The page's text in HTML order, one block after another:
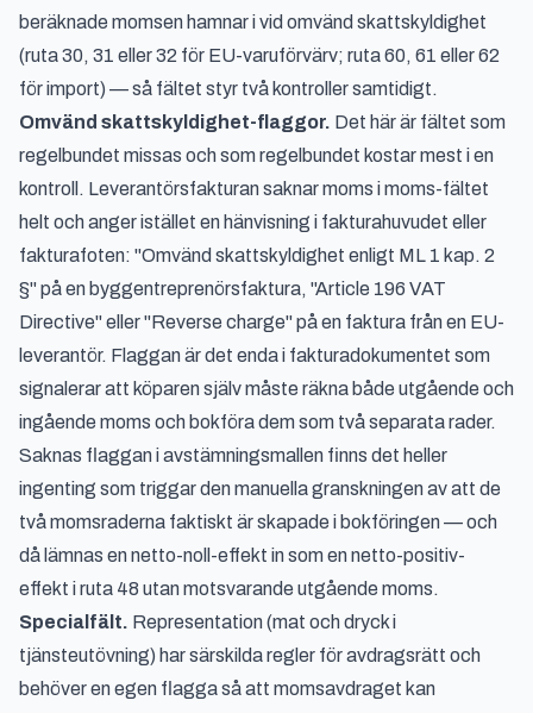
beräknade momsen hamnar i vid omvänd skattskyldighet
(ruta 30, 31 eller 32 för EU-varuförvärv; ruta 60, 61 eller 62
för import) — så fältet styr två kontroller samtidigt.
Omvänd skattskyldighet-flaggor. Det här är fältet som
regelbundet missas och som regelbundet kostar mest i en
kontroll. Leverantörsfakturan saknar moms i moms-fältet
helt och anger istället en hänvisning i fakturahuvudet eller
fakturafoten: "Omvänd skattskyldighet enligt ML 1 kap. 2
§" på en byggentreprenörsfaktura, "Article 196 VAT
Directive" eller "Reverse charge" på en faktura från en EU-
leverantör. Flaggan är det enda i fakturadokumentet som
signalerar att köparen själv måste räkna både utgående och
ingående moms och bokföra dem som två separata rader.
Saknas flaggan i avstämningsmallen finns det heller
ingenting som triggar den manuella granskningen av att de
två momsraderna faktiskt är skapade i bokföringen — och
då lämnas en netto-noll-effekt in som en netto-positiv-
effekt i ruta 48 utan motsvarande utgående moms.
Specialfält. Representation (mat och dryck i
tjänsteutövning) har särskilda regler för avdragsrätt och
behöver en egen flagga så att momsavdraget kan